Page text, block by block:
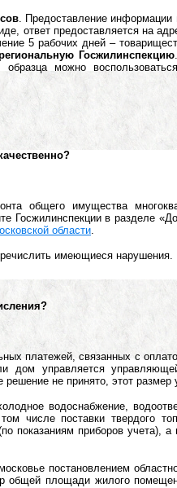
. Предоставление информации
ответ предоставляется на
5 рабочих дней –
Госжилинспекцию
образца можно
общего имущества
Госжилинспекции в разделе
области
имеющиеся нарушения.
платежей, связанных с
дом управляется
не принято, этот размер
водоснабжение,
числе поставки твердого
приборов учета), а
постановлением
общей площади жилого